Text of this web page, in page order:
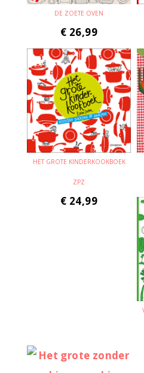
DE ZOETE OVEN
€ 26,99
HET GROTE KINDERKOOKBOEK
ZPZ
€ 24,99